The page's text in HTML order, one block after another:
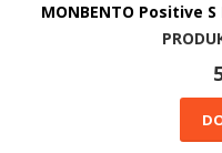
MONBENTO Positive